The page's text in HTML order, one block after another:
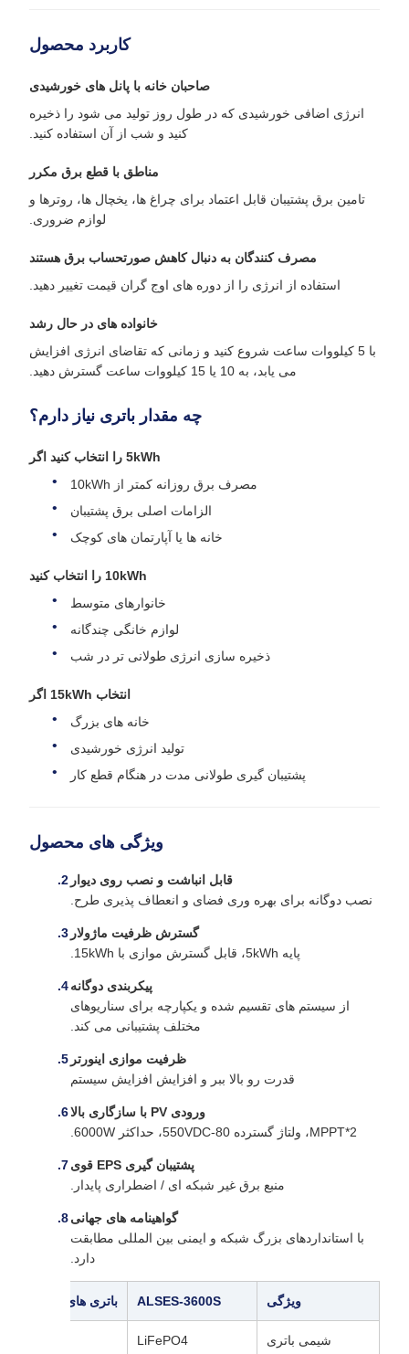
کاربرد محصول
صاحبان خانه با پانل های خورشیدی
انرژی اضافی خورشیدی که در طول روز تولید می شود را ذخیره
کنید و شب از آن استفاده کنید.
مناطق با قطع برق مکرر
تامین برق پشتیبان قابل اعتماد برای چراغ ها، یخچال ها، روترها و
لوازم ضروری.
مصرف کنندگان به دنبال کاهش صورتحساب برق هستند
استفاده از انرژی را از دوره های اوج گران قیمت تغییر دهید.
خانواده های در حال رشد
با 5 کیلووات ساعت شروع کنید و زمانی که تقاضای انرژی افزایش
می یابد، به 10 یا 15 کیلووات ساعت گسترش دهید.
چه مقدار باتری نیاز دارم؟
5kWh را انتخاب کنید اگر
مصرف برق روزانه کمتر از 10kWh
الزامات اصلی برق پشتیبان
خانه ها یا آپارتمان های کوچک
10kWh را انتخاب کنید
خانوارهای متوسط
لوازم خانگی چندگانه
ذخیره سازی انرژی طولانی تر در شب
انتخاب 15kWh اگر
خانه های بزرگ
تولید انرژی خورشیدی
پشتیبان گیری طولانی مدت در هنگام قطع کار
ویژگی های محصول
قابل انباشت و نصب روی دیوار
نصب دوگانه برای بهره وری فضای و انعطاف پذیری طرح.
گسترش ظرفیت ماژولار
پایه 5kWh، قابل گسترش موازی با 15kWh.
پیکربندی دوگانه
از سیستم های تقسیم شده و یکپارچه برای سناریوهای
مختلف پشتیبانی می کند.
ظرفیت موازی اینورتر
قدرت رو بالا ببر و افزايش افزايش سيستم
ورودی PV با سازگاری بالا
2*MPPT، ولتاژ گسترده 80-550VDC، حداکثر 6000W.
پشتیبان گیری EPS قوی
منبع برق غیر شبکه ای / اضطراری پایدار.
گواهینامه های جهانی
با استانداردهای بزرگ شبکه و ایمنی بین المللی مطابقت
دارد.
ویژگی ALSES-3600S باتری های معمولی
شیمی باتری LiFePO4